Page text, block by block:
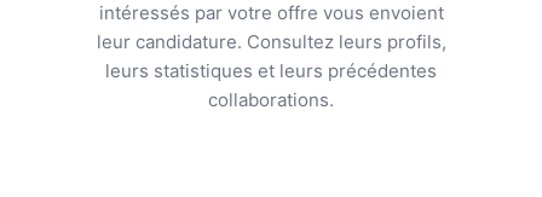
intéressés par votre offre vous envoient
leur candidature. Consultez leurs profils,
leurs statistiques et leurs précédentes
collaborations.